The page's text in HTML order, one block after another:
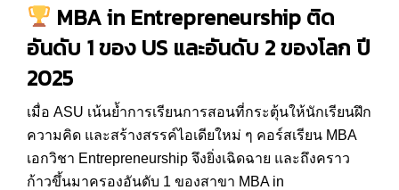
MBAin Entrepreneurship ติด
อันดับ 1ของ US และอันดับ 2ของโลก ปี
2025
เมื่อ ASU เน้นย้ำการเรียนการสอนที่กระตุ้นให้นักเรียนฝึก
ความคิด และสร้างสรรค์ไอเดียใหม่ ๆ คอร์สเรียน MBA
เอกวิชา Entrepreneurship จึงยิ่งเฉิดฉาย และถึงคราว
ก้าวขึ้นมาครองอันดับ 1 ของสาขา MBA in